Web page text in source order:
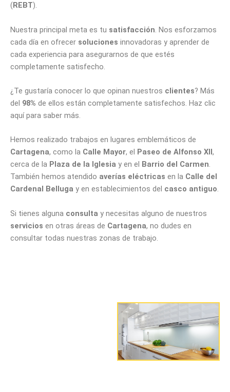
(REBT).
Nuestra principal meta es tu satisfacción . Nos esforzamos
cada día en ofrecer soluciones innovadoras y aprender de
cada experiencia para asegurarnos de que estés
completamente satisfecho.
¿Te gustaría conocer lo que opinan nuestros clientes? Más
del 98% de ellos están completamente satisfechos. Haz clic
aquí para saber más.
Hemos realizado trabajos en lugares emblemáticos de
Cartagena, como la Calle Mayor, el Paseo de Alfonso XII,
cerca de la Plaza de la Iglesia y en el Barrio del Carmen.
También hemos atendido averías eléctricas en la Calle del
Cardenal Belluga y en establecimientos del casco antiguo.
Si tienes alguna consulta y necesitas alguno de nuestros
servicios en otras áreas de Cartagena, no dudes en
consultar todas nuestras zonas de trabajo.